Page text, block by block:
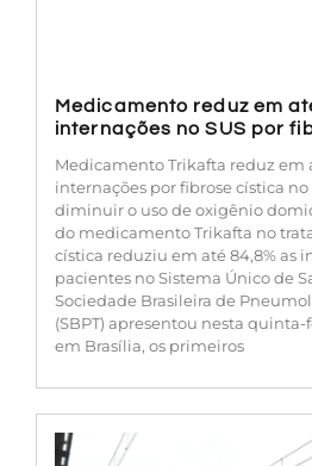
Medicamento reduz em
internações no SUS por
Medicamento Trikafta reduz em
internações por fibrose cística no
diminuir o uso de oxigênio
do medicamento Trikafta no
cística reduziu em até 84,8% as
pacientes no Sistema Único de
Sociedade Brasileira de
(SBPT) apresentou nesta quinta-
em Brasília, os primeiros